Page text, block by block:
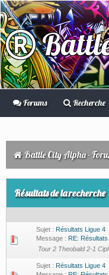
Forums Recherche
Battle City Alpha -
Résultats de la recherche
Sujet : Résultats Ligue 4
Message : RE: Résultats
Tour 2 Theobald 2-1
Sujet : Résultats Ligue 4